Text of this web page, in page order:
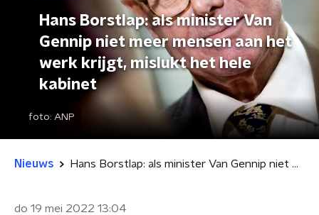
Hans Borstlap: als minister Van
Gennip niet meer mensen aan het
werk krijgt, mislukt het hele
kabinet
foto: ANP
Nieuws Hans Borstlap: als minister Van Gennip niet meer mensen aan het werk krijgt, mislukt het hele kabinet
do 19 mei 2022 13:04